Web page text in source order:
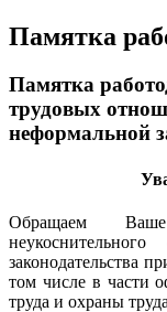
Памятка
Памятка
трудовых
неформальной
Обращаем
законодательства
том числе в части
труда и охраны